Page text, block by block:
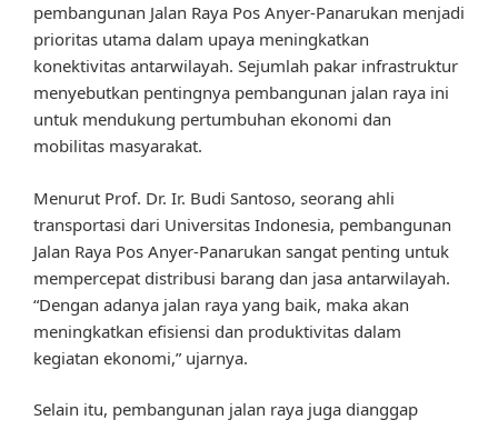
pembangunan Jalan Raya Pos Anyer-Panarukan menjadi
prioritas utama dalam upaya meningkatkan
konektivitas antarwilayah. Sejumlah pakar infrastruktur
menyebutkan pentingnya pembangunan jalan raya ini
untuk mendukung pertumbuhan ekonomi dan
mobilitas masyarakat.
Menurut Prof. Dr. Ir. Budi Santoso, seorang ahli
transportasi dari Universitas Indonesia, pembangunan
Jalan Raya Pos Anyer-Panarukan sangat penting untuk
mempercepat distribusi barang dan jasa antarwilayah.
“Dengan adanya jalan raya yang baik, maka akan
meningkatkan efisiensi dan produktivitas dalam
kegiatan ekonomi,” ujarnya.
Selain itu, pembangunan jalan raya juga dianggap